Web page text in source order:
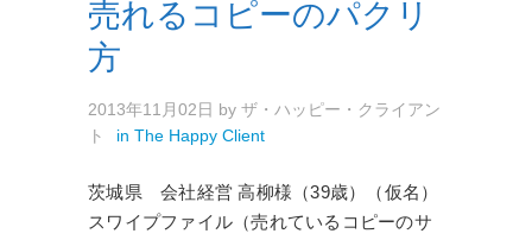
売れるコピーのパクリ
方
2013年11月02日 by ザ・ハッピー・クライアン
ト
in The Happy Client
茨城県 会社経営 高柳様（39歳）（仮名）
スワイプファイル（売れているコピーのサ